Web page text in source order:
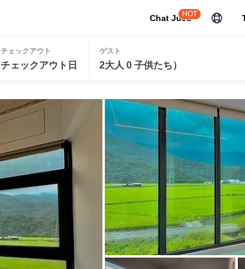
Chat JuJu
HOT
チェックアウト
チェックアウト日
ゲスト
2大人 0 子供たち）